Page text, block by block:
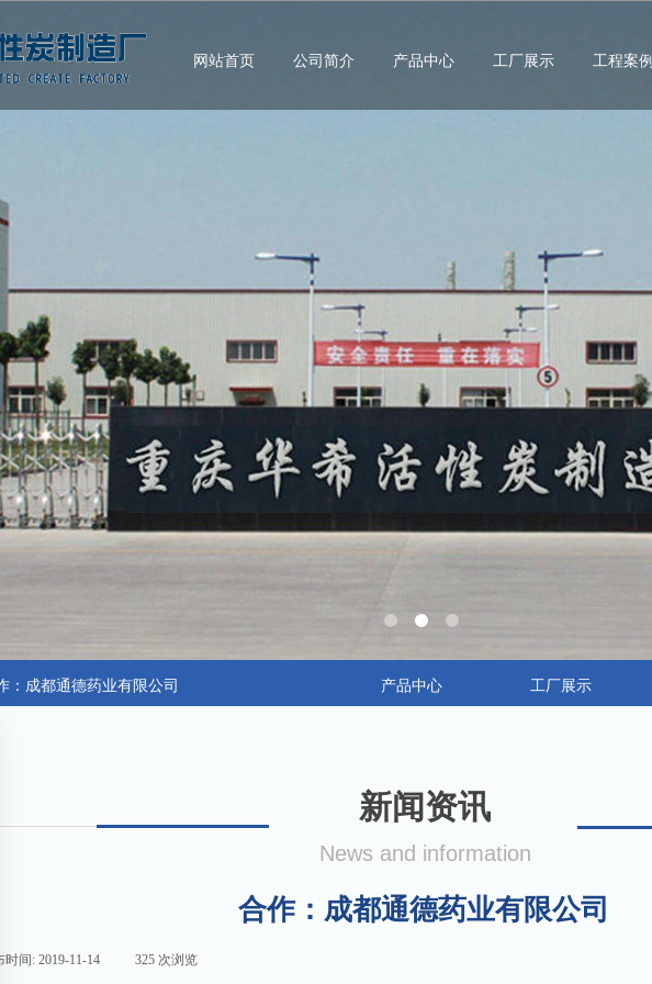
网站首页 公司简介 产品中心 工厂展示 工程案例
产品中心 工厂展示
：成都通德药业有限公司
新闻资讯
News and information
合作：成都通德药业有限公司
时间: 2019-11-14 325 次浏览